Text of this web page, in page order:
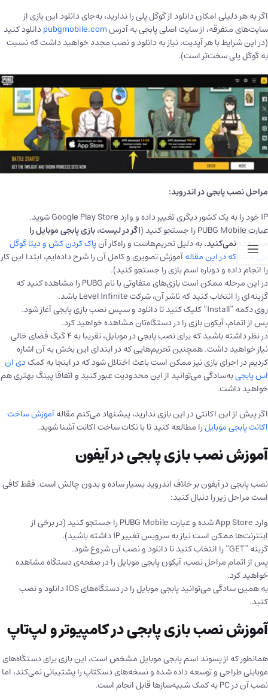
اگر به هر دلیلی امکان دانلود از گوگل پلی را ندارید، به‌جای دانلود این بازی از
سایت‌های متفرقه، از سایت اصلی پابجی به آدرسpubgmobile.comدانلود کنید
(در این شرایط با هر آپدیت، نیاز به دانلود و نصب مجدد خواهید داشت که نسبت
به گوگل پلی سخت‌تر است).
مراحل نصب پابجی در اندروید:
IP خود را به یک کشور دیگری تغییر داده و وارد Google Play Store شوید.
عبارت PUBG Mobile را جستجو کنید (
اگر در لیست، بازی پابجی موبایل را
مشاهده نمی‌کنید، به دلیل تحریم‌هاست و راه‌کار آنپاک کردن کش و دیتا گوگل
پلی است که در این مقالهآموزش تصویری و کامل آن را شرح داده‌ایم، ابتدا این کار
را انجام داده و دوباره اسم بازی را جستجو کنید).
در این مرحله ممکن است بازی‌های متفاوتی با نام PUBG را مشاهده کنید که
گزینه‌ای را انتخاب کنید که ناشر آن، شرکت Level Infinite باشد.
روی دکمه “Install” کلیک کنید تا دانلود و سپس نصب بازی پابجی آغاز شود.
پس از اتمام، آیکون بازی را در دستگاه‌تان مشاهده خواهید کرد.
در نظر داشته باشید که برای نصب پابجی در موبایل، تقریبا به ۴ گیگ فضای خالی
نیاز خواهید داشت. همچنین تحریم‌هایی که در ابتدای این بخش به آن اشاره
کردیم در اجرای بازی نیز ممکن است باعث اختلال شود که در اینجا به کمکدی ان
اس پابجیبه‌سادگی می‌توانید از این محدودیت عبور کنید و اتفاقا پینگ بهتری هم
خواهید داشت.
اگر پیش از این اکانتی در این بازی ندارید، پیشنهاد می‌کنم مقالهآموزش ساخت
اکانت پابجی موبایلرا مطالعه کنید تا با نکات ساخت اکانت آشنا شوید.
آموزش نصب بازی پابجی در آیفون
نصب پابجی در آیفون بر خلاف اندروید بسیار ساده و بدون چالش است. فقط کافی
است مراحل زیر را دنبال کنید:
وارد App Store شده و عبارت PUBG Mobile را جستجو کنید (در برخی از
اینترنت‌ها ممکن است نیاز به سرویس تغییر IP داشته باشید).
گزینه “GET” را انتخاب کنید تا دانلود و نصب آن شروع شود.
پس از اتمام مراحل نصب، آیکون پابجی موبایل را در صفحه‌ی دستگاه مشاهده
خواهید کرد.
به همین سادگی می‌توانید پابجی موبایل را در دستگاه‌های IOS دانلود و نصب
کنید.
آموزش نصب بازی پابجی در کامپیوتر و لپ‌تاپ
همانطور که از پسوند اسم پابجی موبایل مشخص است، این بازی برای دستگاه‌های
موبایلی طراحی و توسعه داده شده و نسخه‌های دسکتاپ را پشتیبانی نمی‌کند، اما
نصب آن در PC به کمک شبیه‌ساز‌ها قابل انجام است.